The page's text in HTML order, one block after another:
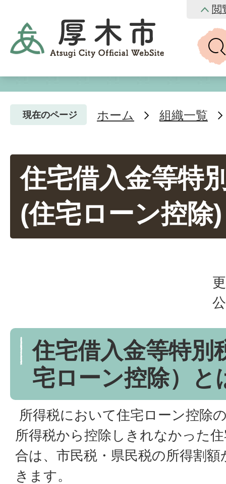
閲
現在のページ ホーム 組織一覧
住宅借入金等特
(住宅ローン控除)
住宅借入金等特別
宅ローン控除）と
所得税において住宅ローン控除
所得税から控除しきれなかった
合は、市民税・県民税の所得割
きます。